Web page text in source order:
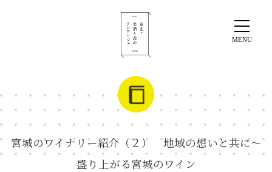
宮城のワイナリー紹介（２） 地域の想いと共に～
盛り上がる宮城のワイン